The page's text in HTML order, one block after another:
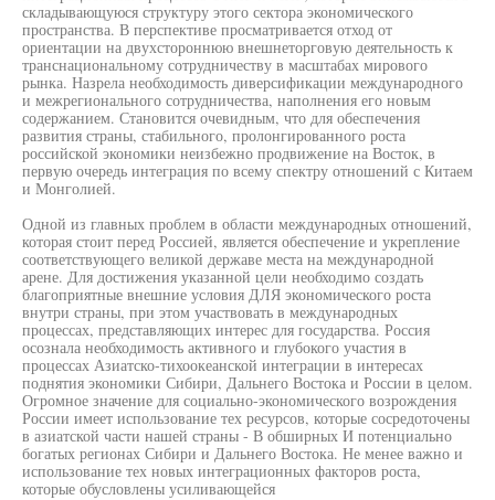
складывающуюся структуру этого сектора экономического
пространства. В перспективе просматривается отход от
ориентации на двухстороннюю внешнеторговую деятельность к
транснациональному сотрудничеству в масштабах мирового
рынка. Назрела необходимость диверсификации международного
и межрегионального сотрудничества, наполнения его новым
содержанием. Становится очевидным, что для обеспечения
развития страны, стабильного, пролонгированного роста
российской экономики неизбежно продвижение на Восток, в
первую очередь интеграция по всему спектру отношений с Китаем
и Монголией.
Одной из главных проблем в области международных отношений,
которая стоит перед Россией, является обеспечение и укрепление
соответствующего великой державе места на международной
арене. Для достижения указанной цели необходимо создать
благоприятные внешние условия ДЛЯ экономического роста
внутри страны, при этом участвовать в международных
процессах, представляющих интерес для государства. Россия
осознала необходимость активного и глубокого участия в
процессах Азиатско-тихоокеанской интеграции в интересах
поднятия экономики Сибири, Дальнего Востока и России в целом.
Огромное значение для социально-экономического возрождения
России имеет использование тех ресурсов, которые сосредоточены
в азиатской части нашей страны - В обширных И потенциально
богатых регионах Сибири и Дальнего Востока. Не менее важно и
использование тех новых интеграционных факторов роста,
которые обусловлены усиливающейся